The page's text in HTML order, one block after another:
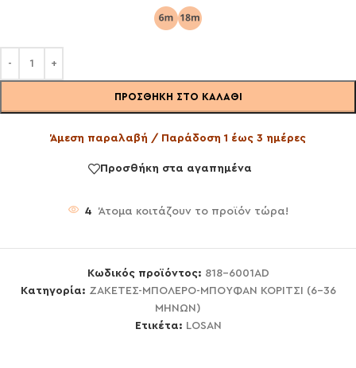
ΠΡΟΣΘΉΚΗ ΣΤΟ ΚΑΛΆΘΙ
Άμεση παραλαβή / Παράδοση 1 έως 3 ημέρες
Προσθήκη στα αγαπημένα
4 Άτομα κοιτάζουν το προϊόν τώρα!
Κωδικός προϊόντος: 818-6001AD
Κατηγορία: ΖΑΚΕΤΕΣ-ΜΠΟΛΕΡΟ-ΜΠΟΥΦΑΝ ΚΟΡΙΤΣΙ (6-36
ΜΗΝΩΝ)
Ετικέτα: LOSAN